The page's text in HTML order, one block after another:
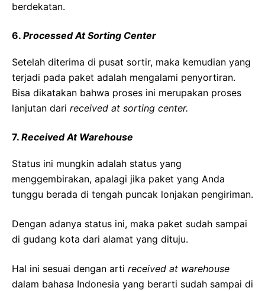
berdekatan.
6. Processed At Sorting Center
Setelah diterima di pusat sortir, maka kemudian yang
terjadi pada paket adalah mengalami penyortiran.
Bisa dikatakan bahwa proses ini merupakan proses
lanjutan dari received at sorting center.
7. Received At Warehouse
Status ini mungkin adalah status yang
menggembirakan, apalagi jika paket yang Anda
tunggu berada di tengah puncak lonjakan pengiriman.
Dengan adanya status ini, maka paket sudah sampai
di gudang kota dari alamat yang dituju.
Hal ini sesuai dengan arti received at warehouse
dalam bahasa Indonesia yang berarti sudah sampai di